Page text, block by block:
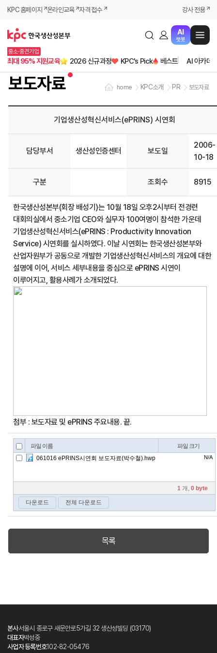
KPC 홈페이지 온라인교육 자격 접수 강사 전용
AI
챗봇
중소·중견기업
최대 95% 지원교육 2026 신규과정 KPC's Pick 베스트 AI 아카데
home KPC소개 PR 보도자료
보도자료
기업생산성혁신서비스(ePRINS) 시연회
담당부서 생산성인증센터 보도일
2006-
10-18
구분 조회수 8915
한국생산성본부(회장 배성기)는 10월 18일 오후2시부터 전경련
대회의실에서 중소기업 CEO와 실무자 100여명이 참석한 가운데
기업생산성혁신서비스(ePRINS : Productivity Innovation
Service) 시연회를 실시하였다. 이날 시연회는 한국생산성본부와
산업자원부가 공동으로 개발한 기업생산성혁신서비스의 개요에 대한
설명에 이어, 서비스 세부내용을 중심으로 ePRINS 시연이
이루어지고, 활용사례가 소개되었다.
첨부 : 보도자료 및 ePRINS 주요내용. 끝.
목록
본사서울시 종로구 새문안로5가길 32 생산성빌딩 (03170)
대표자박성중
사업자 등록번호102-82-05476